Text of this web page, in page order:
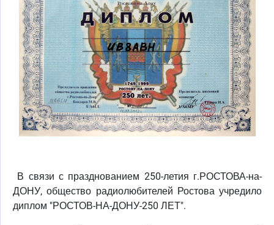
В связи с празднованием 250-летия г.РОСТОВА-на-
ДОНУ, общество радиолюбителей Ростова учредило
диплом "РОСТОВ-НА-ДОНУ-250 ЛЕТ".